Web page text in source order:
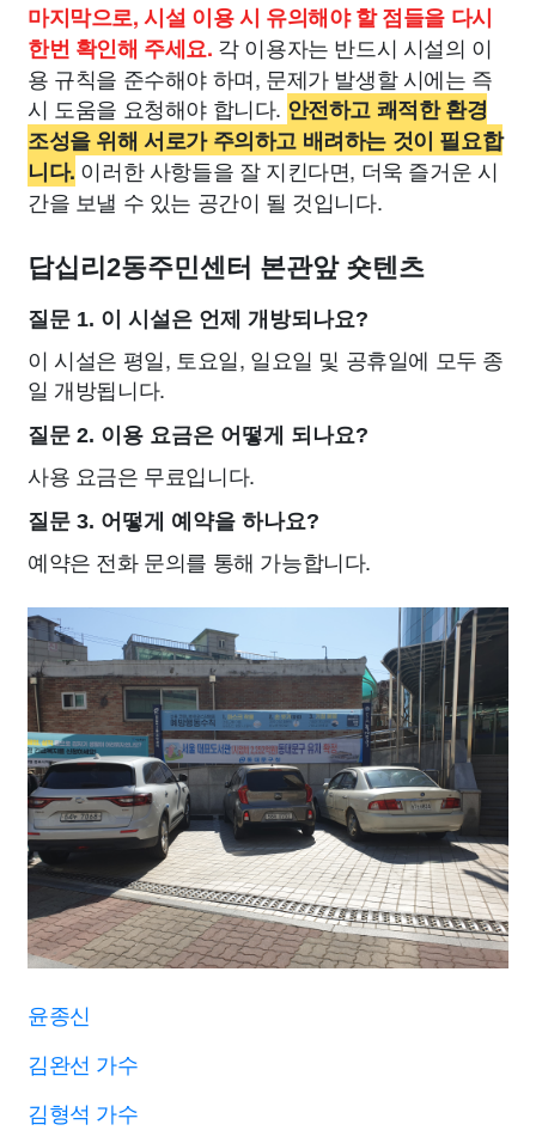
마지막으로, 시설 이용 시 유의해야 할 점들을 다시
한번 확인해 주세요. 각 이용자는 반드시 시설의 이
용 규칙을 준수해야 하며, 문제가 발생할 시에는 즉
시 도움을 요청해야 합니다. 안전하고 쾌적한 환경
조성을 위해 서로가 주의하고 배려하는 것이 필요합
니다. 이러한 사항들을 잘 지킨다면, 더욱 즐거운 시
간을 보낼 수 있는 공간이 될 것입니다.
답십리2동주민센터 본관앞 숏텐츠
질문 1. 이 시설은 언제 개방되나요?
이 시설은 평일, 토요일, 일요일 및 공휴일에 모두 종
일 개방됩니다.
질문 2. 이용 요금은 어떻게 되나요?
사용 요금은 무료입니다.
질문 3. 어떻게 예약을 하나요?
예약은 전화 문의를 통해 가능합니다.
윤종신
김완선 가수
김형석 가수